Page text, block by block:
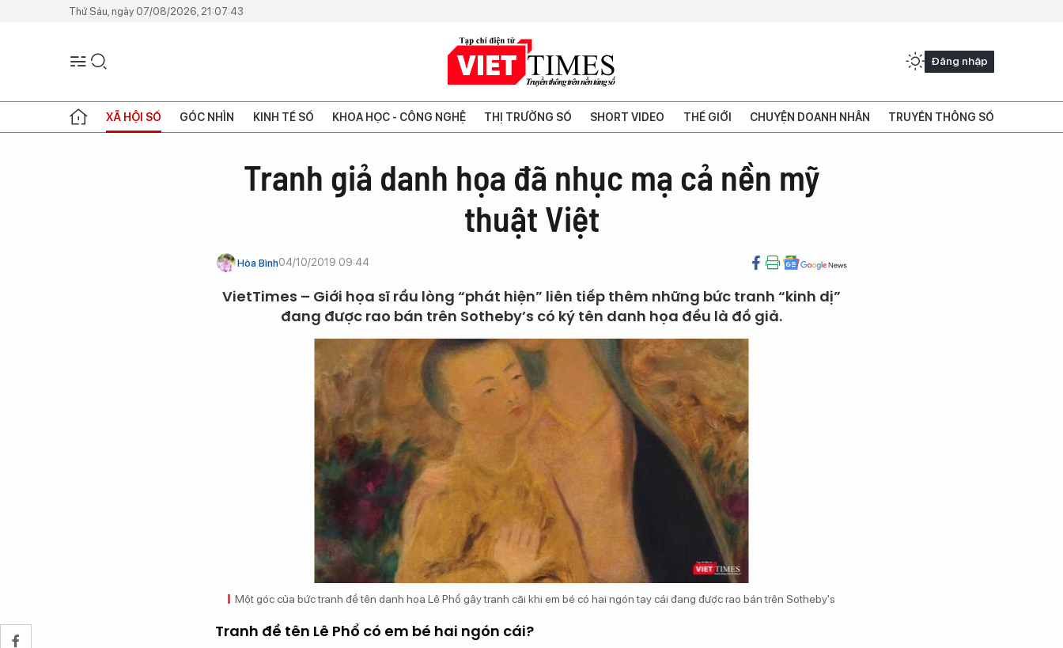
Thứ Sáu, ngày 07/08/2026, 21:07:43
Đăng nhập
XÃ HỘI SỐ GÓC NHÌN KINH TẾ SỐ KHOA HỌC - CÔNG NGHỆ THỊ TRƯỜNG SỐ SHORT VIDEO THẾ GIỚI CHUYỆN DOANH NHÂN TRUYỀN THÔNG SỐ
Tranh giả danh họa đã nhục mạ cả nền mỹ
thuật Việt
Hòa Bình04/10/2019 09:44
VietTimes – Giới họa sĩ rầu lòng “phát hiện” liên tiếp thêm những bức tranh “kinh dị”
đang được rao bán trên Sotheby’s có ký tên danh họa đều là đồ giả.
Một góc của bức tranh đề tên danh họa Lê Phổ gây tranh cãi khi em bé có hai ngón tay cái đang được rao bán trên Sotheby's
Tranh đề tên Lê Phổ có em bé hai ngón cái?